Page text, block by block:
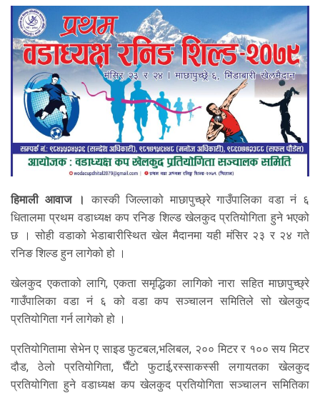
हिमाली आवाज ।
कास्की जिल्लाको माछापुच्छ्रे गाउँपालिका वडा नं ६
धितालमा प्रथम वडाध्यक्ष कप रनिङ शिल्ड खेलकुद प्रतियोगिता हुने भएको
छ । सोही वडाको भेडाबारीस्थित खेल मैदानमा यही मंसिर २३ र २४ गते
रनिङ शिल्ड हुन लागेको हो ।
खेलकुद एकताको लागि, एकता समृद्धिका लागिको नारा सहित माछापुच्छ्रे
गाउँपालिका वडा नं ६ को वडा कप सञ्चालन समितिले सो खेलकुद
प्रतियोगिता गर्न लागेको हो ।
प्रतियोगितामा सेभेन ए साइड फुटबल,भलिबल, २०० मिटर र १०० सय मिटर
दौड, ठेलो प्रतियोगिता, घैँटो फुटाई,रस्साकस्सी लगायतका खेलकुद
प्रतियोगिता हुने वडाध्यक्ष कप खेलकुद प्रतियोगिता सञ्चालन समितिका